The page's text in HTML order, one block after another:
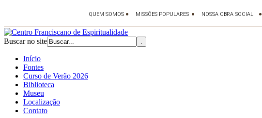
Buscar no site
Início
Fontes
Curso de Verão 2026
Biblioteca
Museu
Localização
Contato